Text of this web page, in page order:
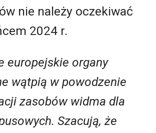
nie należy oczekiwać
2024 r.
europejskie organy
wątpią w powodzenie
zasobów widma dla
Szacują, że